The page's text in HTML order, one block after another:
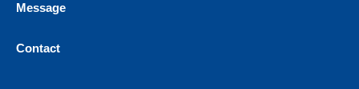
Message
Contact